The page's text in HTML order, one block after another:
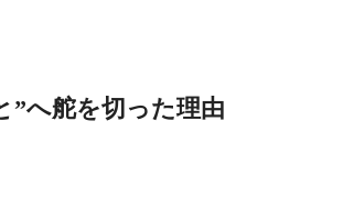
”へ舵を切った理由